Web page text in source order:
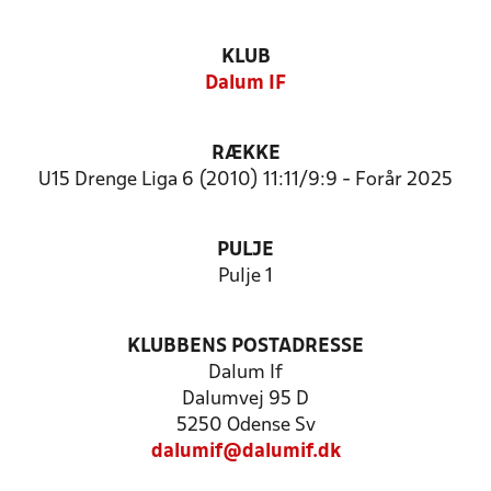
KLUB
Dalum IF
RÆKKE
U15 Drenge Liga 6 (2010) 11:11/9:9 - Forår 2025
PULJE
Pulje 1
KLUBBENS POSTADRESSE
Dalum If
Dalumvej 95 D
5250 Odense Sv
dalumif@dalumif.dk